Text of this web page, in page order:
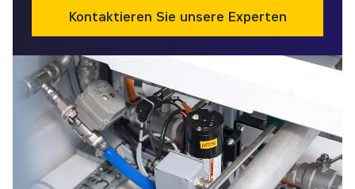
Kontaktieren Sie unsere Experten